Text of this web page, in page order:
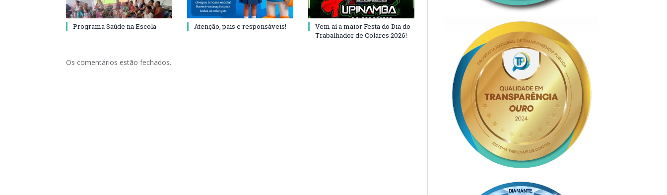
Programa Saúde na Escola Atenção, pais e responsáveis!
Vem aí a maior Festa do Dia do
Trabalhador de Colares 2026!
Os comentários estão fechados.